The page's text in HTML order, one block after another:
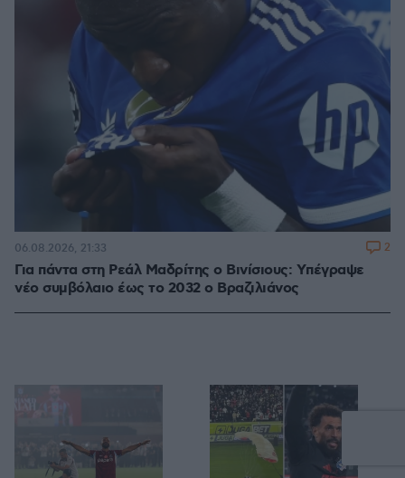
Για πάντα στη Ρεάλ Μαδρίτης ο Βινίσιους: Yπέγραψε
νέο συμβόλαιο έως το 2032 ο Βραζιλιάνος
06.08.2026, 21:33 2